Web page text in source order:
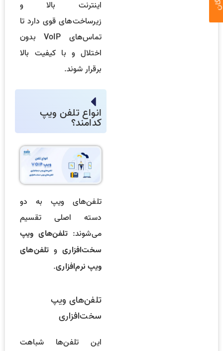
اینترنت بالا و
زیرساخت‌های قوی دارد تا
تماس‌های VoIP بدون
اختلال و با کیفیت بالا
برقرار شوند.
انواع تلفن ویپ
کدامند؟
تلفن‌های ویپ به دو
دسته اصلی تقسیم
می‌شوند:تلفن‌های ویپ
سخت‌افزاریو تلفن‌های
ویپ نرم‌افزاری.
تلفن‌های ویپ
سخت‌افزاری
این تلفن‌ها شباهت